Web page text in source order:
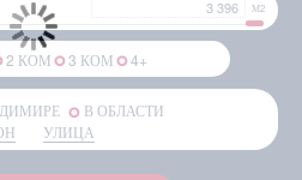
М2
2 КОМ 3 КОМ 4+
СТРОИТСЯ
В ОБЛАСТИ
УЛИЦА